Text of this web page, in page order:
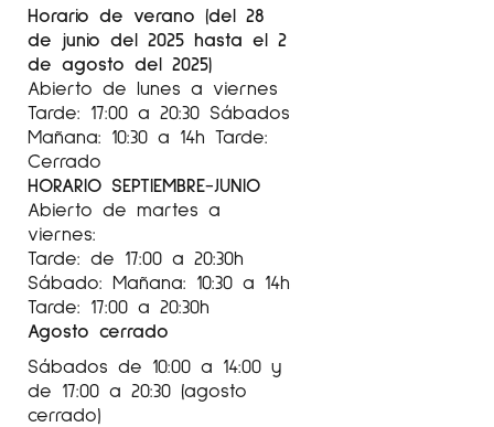
Horario de verano (del 28
de junio del 2025 hasta el 2
de agosto del 2025)
Abierto de lunes a viernes
Tarde: 17:00 a 20:30 Sábados
Mañana: 10:30 a 14h Tarde:
Cerrado
HORARIO SEPTIEMBRE-JUNIO
Abierto de martes a
viernes:
Tarde: de 17:00 a 20:30h
Sábado: Mañana: 10:30 a 14h
Tarde: 17:00 a 20:30h
Agosto cerrado
Sábados de 10:00 a 14:00 y
de 17:00 a 20:30 (agosto
cerrado)